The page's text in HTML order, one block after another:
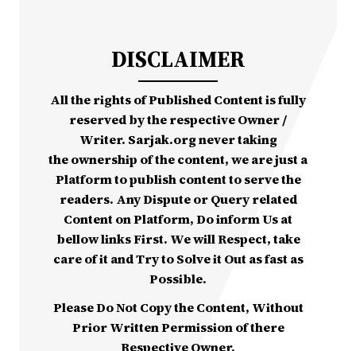
DISCLAIMER
All the rights of Published Content is fully
reserved by the respective Owner /
Writer. Sarjak.org never taking
the ownership of the content, we are just a
Platform to publish content to serve the
readers. Any Dispute or Query related
Content on Platform, Do inform Us at
bellow links First. We will Respect, take
care of it and Try to Solve it Out as fast as
Possible.
Please Do Not Copy the Content, Without
Prior Written Permission of there
Respective Owner.